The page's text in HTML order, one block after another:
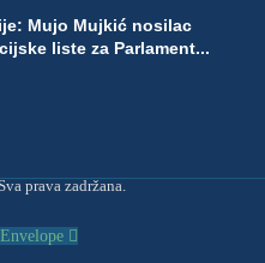
Mujo Mujkić nosilac
liste za Parlament...
prava zadržana.
Envelope